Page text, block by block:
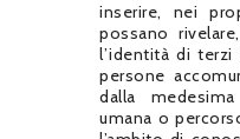
inserire, nei
possano
l’identità di terzi
persone
dalla
umana o